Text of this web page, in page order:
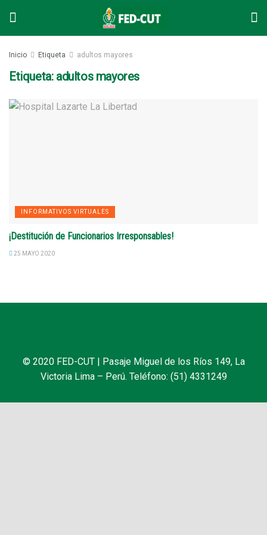
Inicio Etiqueta adultos mayores
Etiqueta: adultos mayores
INFORMATIVOS VIRTUALES
¡Destitución de Funcionarios Irresponsables!
25 MAYO 2020
© 2020 FED-CUT | Pasaje Miguel de los Ríos 149, La
Victoria Lima – Perú. Teléfono: (51) 4331249